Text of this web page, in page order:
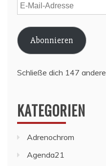
E-
Mail-
Adresse
Abonnieren
Schließe dich 147
KATEGORIEN
Adrenochrom
Agenda21